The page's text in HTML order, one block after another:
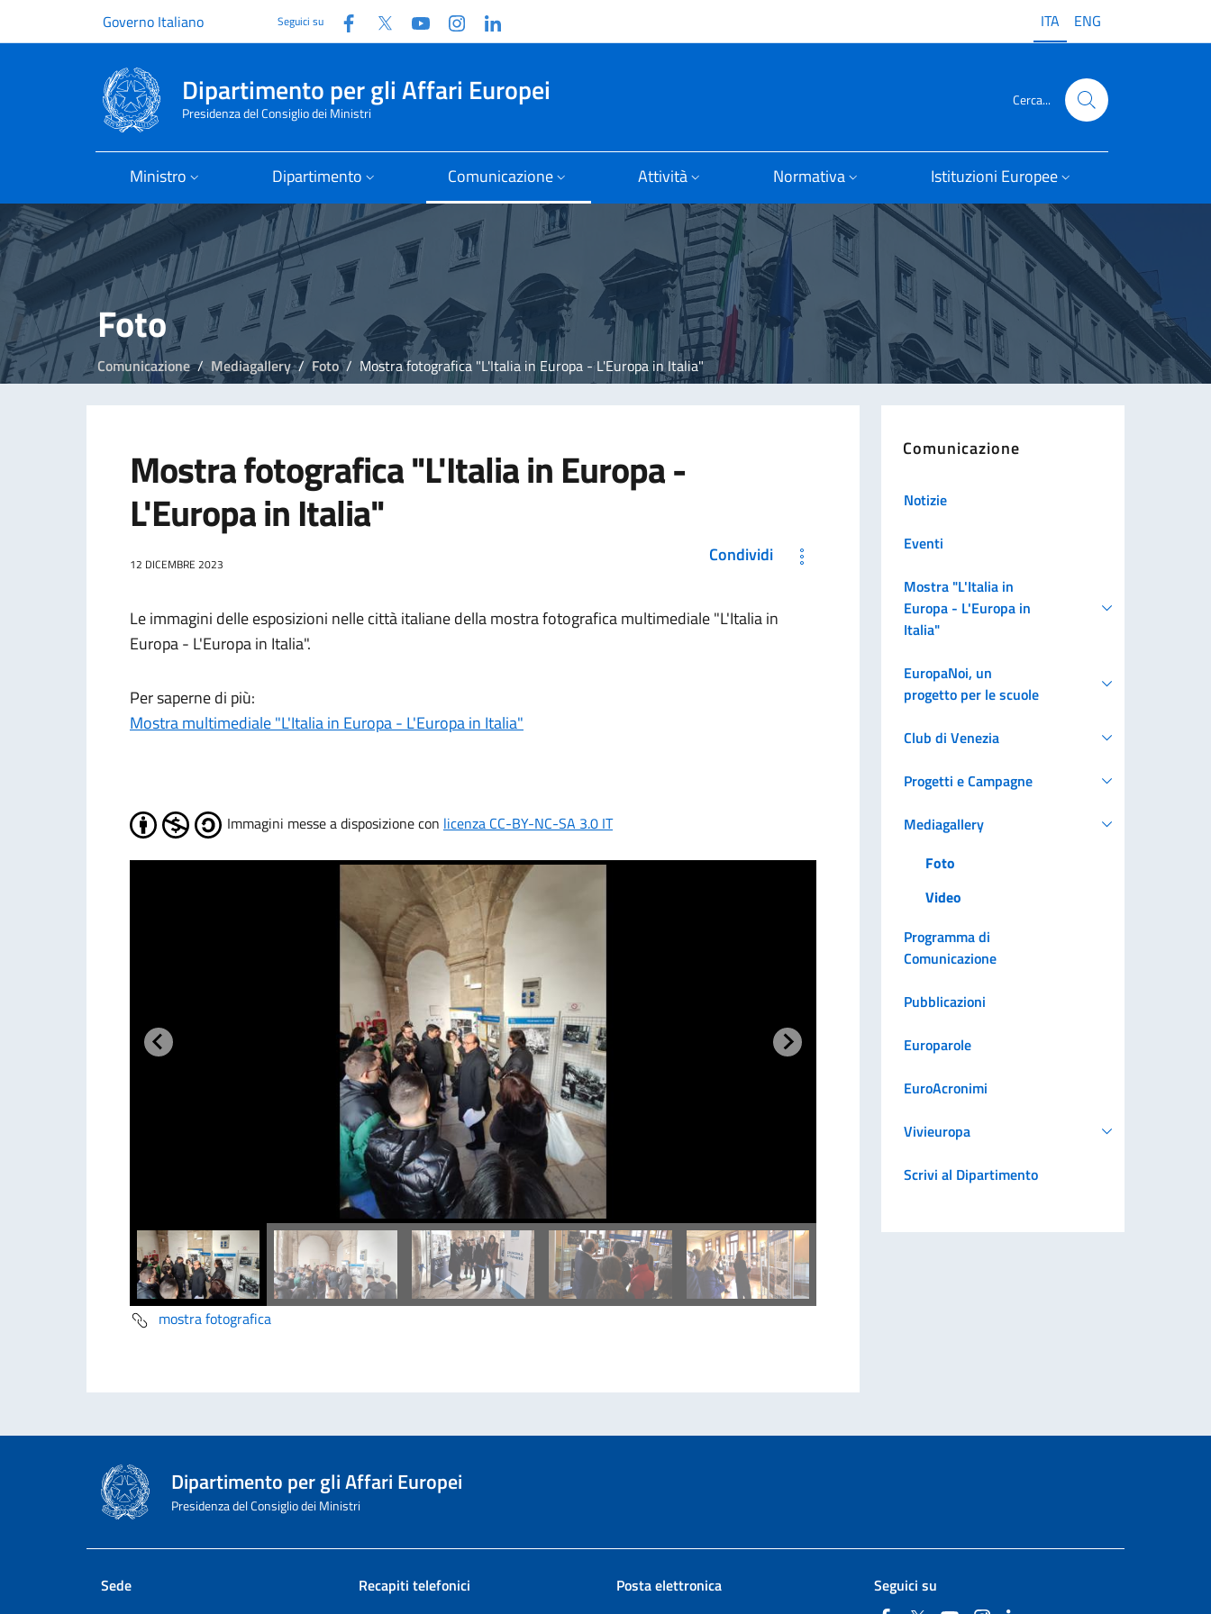
Governo Italiano Seguici su Facebook
Twitter YouTubeInstagram ITA ENG
Dipartimento per gli Affari Europei
Presidenza del Consiglio dei Ministri
Cerca...
Ministro Dipartimento Comunicazione Attività Normativa Istituzioni Europee
Foto
Comunicazione Mediagallery Foto Mostra fotografica "L'Italia in Europa - L'Europa in Italia"
Mostra fotografica "L'Italia in Europa -
L'Europa in Italia"
12 DICEMBRE 2023 Condividi
Le immagini delle esposizioni nelle città italiane della mostra fotografica multimediale "L'Italia in
Europa - L'Europa in Italia".
Per saperne di più:
Mostra multimediale "L'Italia in Europa - L'Europa in Italia"
Immagini messe a disposizione con licenza CC-BY-NC-SA 3.0 IT
mostra fotografica
Comunicazione
Notizie
Eventi
Mostra "L'Italia in
Europa - L'Europa in
Italia"
EuropaNoi, un
progetto per le scuole
Club di Venezia
Progetti e Campagne
Mediagallery
Foto
Video
Programma di
Comunicazione
Pubblicazioni
Europarole
EuroAcronimi
Vivieuropa
Scrivi al Dipartimento
Dipartimento per gli Affari Europei
Presidenza del Consiglio dei Ministri
Sede Recapiti telefonici Posta elettronica Seguici su